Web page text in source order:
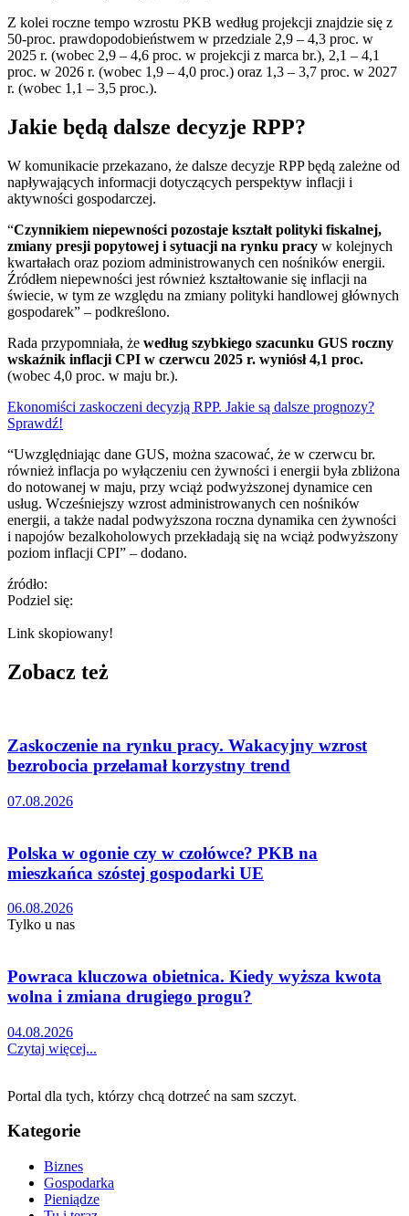
Z kolei roczne tempo wzrostu PKB według projekcji znajdzie się z
50-proc. prawdopodobieństwem w przedziale 2,9 – 4,3 proc. w
2025 r. (wobec 2,9 – 4,6 proc. w projekcji z marca br.), 2,1 – 4,1
proc. w 2026 r. (wobec 1,9 – 4,0 proc.) oraz 1,3 – 3,7 proc. w 2027
r. (wobec 1,1 – 3,5 proc.).
Jakie będą dalsze decyzje RPP?
W komunikacie przekazano, że dalsze decyzje RPP będą zależne od
napływających informacji dotyczących perspektyw inflacji i
aktywności gospodarczej.
“Czynnikiem niepewności pozostaje kształt polityki fiskalnej,
zmiany presji popytowej i sytuacji na rynku pracy w kolejnych
kwartałach oraz poziom administrowanych cen nośników energii.
Źródłem niepewności jest również kształtowanie się inflacji na
świecie, w tym ze względu na zmiany polityki handlowej głównych
gospodarek” – podkreślono.
Rada przypomniała, że według szybkiego szacunku GUS roczny
wskaźnik inflacji CPI w czerwcu 2025 r. wyniósł 4,1 proc.
(wobec 4,0 proc. w maju br.).
Ekonomiści zaskoczeni decyzją RPP. Jakie są dalsze prognozy?
Sprawdź!
“Uwzględniając dane GUS, można szacować, że w czerwcu br.
również inflacja po wyłączeniu cen żywności i energii była zbliżona
do notowanej w maju, przy wciąż podwyższonej dynamice cen
usług. Wcześniejszy wzrost administrowanych cen nośników
energii, a także nadal podwyższona roczna dynamika cen żywności
i napojów bezalkoholowych przekładają się na wciąż podwyższony
poziom inflacji CPI” – dodano.
źródło:
Podziel się:
Link skopiowany!
Zobacz też
Zaskoczenie na rynku pracy. Wakacyjny wzrost
bezrobocia przełamał korzystny trend
07.08.2026
Polska w ogonie czy w czołówce? PKB na
mieszkańca szóstej gospodarki UE
06.08.2026
Tylko u nas
Powraca kluczowa obietnica. Kiedy wyższa kwota
wolna i zmiana drugiego progu?
04.08.2026
Czytaj więcej...
Portal dla tych, którzy chcą dotrzeć na sam szczyt.
Kategorie
Biznes
Gospodarka
Pieniądze